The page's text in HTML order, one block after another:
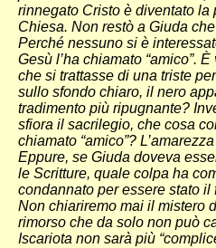
rinnegato Cristo è diventato la
Chiesa. Non restò a Giuda
Perché nessuno si è
Gesù l’ha chiamato “amico”.
che si trattasse di una triste
sullo sfondo chiaro, il nero
tradimento più ripugnante?
sfiora il sacrilegio, che cosa
chiamato “amico”?
Eppure, se Giuda doveva
le Scritture, quale colpa ha
condannato per essere stato
Non chiariremo mai il mistero
rimorso che da solo non può
Iscariota non sarà più